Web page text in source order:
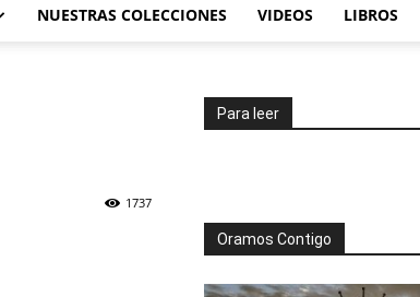
NUESTRAS COLECCIONES VIDEOS LIBROS
1737
Para leer
Oramos Contigo